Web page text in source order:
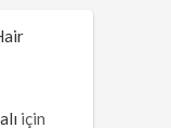
için